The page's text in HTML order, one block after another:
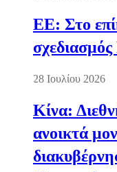
ΕΕ: Στο
28 Ιουλίου 2026
Κίνα:
ανοικτά